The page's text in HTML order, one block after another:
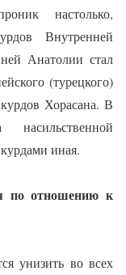
настолько,
Внутрен­ней
Анатолии стал
(турецкого)
Хорасана. В
иная.
по отношению к
унизить во всех